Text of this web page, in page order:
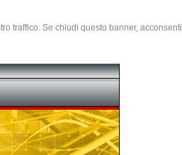
traffico. Se chiudi questo banner, acconsenti